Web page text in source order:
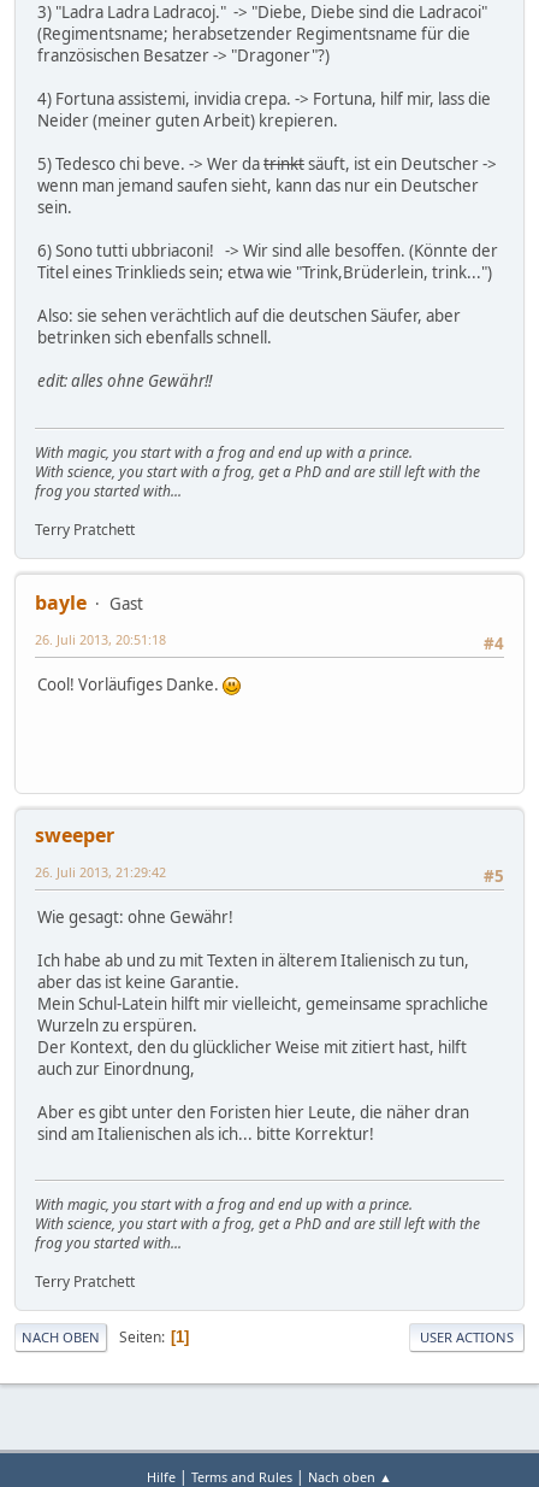
3) "Ladra Ladra Ladracoj." -> "Diebe, Diebe sind die Ladracoi"
(Regimentsname; herabsetzender Regimentsname für die
französischen Besatzer -> "Dragoner"?)
4) Fortuna assistemi, invidia crepa. -> Fortuna, hilf mir, lass die
Neider (meiner guten Arbeit) krepieren.
5) Tedesco chi beve. -> Wer datrinktsäuft, ist ein Deutscher ->
wenn man jemand saufen sieht, kann das nur ein Deutscher
sein.
6) Sono tutti ubbriaconi! -> Wir sind alle besoffen. (Könnte der
Titel eines Trinklieds sein; etwa wie "Trink,Brüderlein, trink...")
Also: sie sehen verächtlich auf die deutschen Säufer, aber
betrinken sich ebenfalls schnell.
edit: alles ohne Gewähr!!
With magic, you start with a frog and end up with a prince.
With science, you start with a frog, get a PhD and are still left with the
frog you started with...
Terry Pratchett
bayle
Gast
#4
26. Juli 2013, 20:51:18
Cool! Vorläufiges Danke.
sweeper
#5
26. Juli 2013, 21:29:42
Wie gesagt: ohne Gewähr!
Ich habe ab und zu mit Texten in älterem Italienisch zu tun,
aber das ist keine Garantie.
Mein Schul-Latein hilft mir vielleicht, gemeinsame sprachliche
Wurzeln zu erspüren.
Der Kontext, den du glücklicher Weise mit zitiert hast, hilft
auch zur Einordnung,
Aber es gibt unter den Foristen hier Leute, die näher dran
sind am Italienischen als ich... bitte Korrektur!
With magic, you start with a frog and end up with a prince.
With science, you start with a frog, get a PhD and are still left with the
frog you started with...
Terry Pratchett
NACH OBEN Seiten 1 USER ACTIONS
Hilfe | Terms and Rules | Nach oben ▲